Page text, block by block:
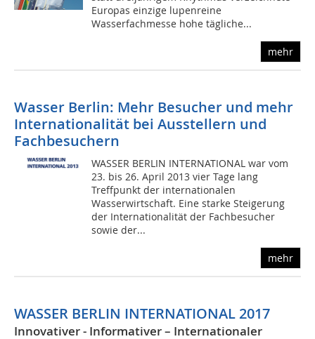
Europas einzige lupenreine
Wasserfachmesse hohe tägliche...
mehr
Wasser Berlin: Mehr Besucher und mehr
Internationalität bei Ausstellern und
Fachbesuchern
WASSER BERLIN INTERNATIONAL war vom
23. bis 26. April 2013 vier Tage lang
Treffpunkt der internationalen
Wasserwirtschaft. Eine starke Steigerung
der Internationalität der Fachbesucher
sowie der...
mehr
WASSER BERLIN INTERNATIONAL 2017
Innovativer - Informativer – Internationaler